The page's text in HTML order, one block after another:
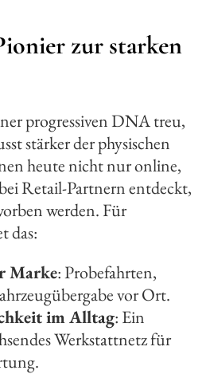
zur starken
progressiven DNA treu,
stärker der physischen
heute nicht nur online,
Retail-Partnern entdeckt,
werden. Für
das:
Marke: Probefahrten,
vor Ort.
im Alltag: Ein
Werkstattnetz für